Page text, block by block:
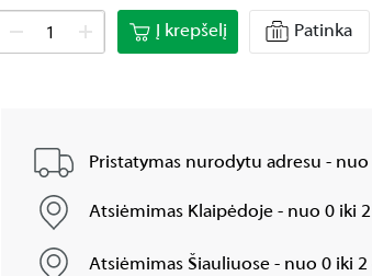
Į krepšelį Patinka
Pristatymas nurodytu adresu -
Atsiėmimas Klaipėdoje - nuo 0 iki
Atsiėmimas Šiauliuose - nuo 0 iki